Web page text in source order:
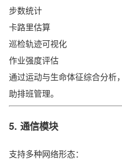
步数统计
卡路里估算
巡检轨迹可视化
作业强度评估
通过运动与生命体征综合分析
助排班管理。
5. 通信模块
支持多种网络形态：